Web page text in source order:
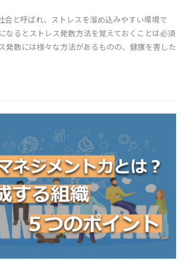
会と呼ばれ、ストレスを溜め込みやすい環境で
なるとストレス発散方法を覚えておくことは必須
発散には様々な方法があるものの、健康を害した